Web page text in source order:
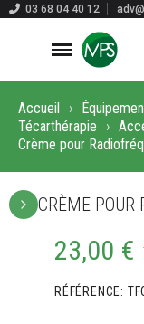
03 68 04 40 12
Accueil
Técarthérapie
Crème pour
CRÈME POUR
23,00 €
RÉFÉRENCE